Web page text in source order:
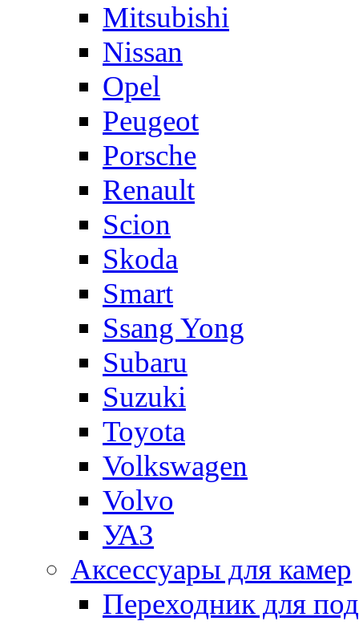
Mitsubishi
Nissan
Opel
Peugeot
Porsche
Renault
Scion
Skoda
Smart
Ssang Yong
Subaru
Suzuki
Toyota
Volkswagen
Volvo
УАЗ
Аксессуары для камер
Переходник для